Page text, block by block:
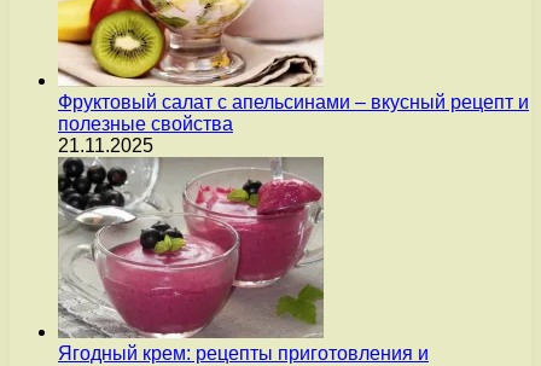
Фруктовый салат с апельсинами – вкусный рецепт и
полезные свойства
21.11.2025
Ягодный крем: рецепты приготовления и